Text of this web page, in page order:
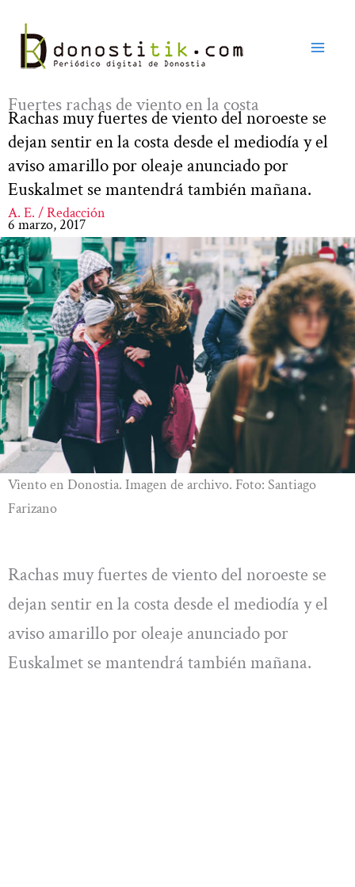
contenido
Fuertes rachas de viento en la costa
Rachas muy fuertes de viento del noroeste se
dejan sentir en la costa desde el mediodía y el
aviso amarillo por oleaje anunciado por
Euskalmet se mantendrá también mañana.
A. E. / Redacción
6 marzo, 2017
Viento en Donostia. Imagen de archivo. Foto: Santiago
Farizano
Rachas muy fuertes de viento del noroeste se
dejan sentir en la costa desde el mediodía y el
aviso amarillo por oleaje anunciado por
Euskalmet se mantendrá también mañana.